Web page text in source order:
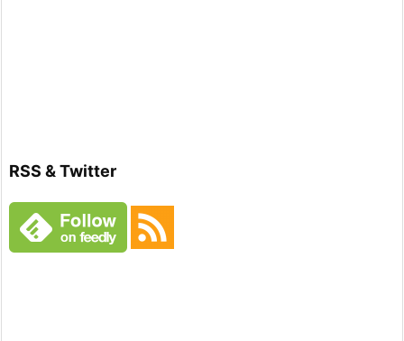
RSS & Twitter